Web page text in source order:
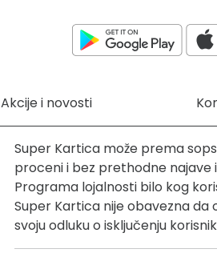
Akcije i novosti
Super Kartica može prema
proceni i bez prethodne najave
Programa lojalnosti bilo kog
Super Kartica nije obavezna da
svoju odluku o isključenju